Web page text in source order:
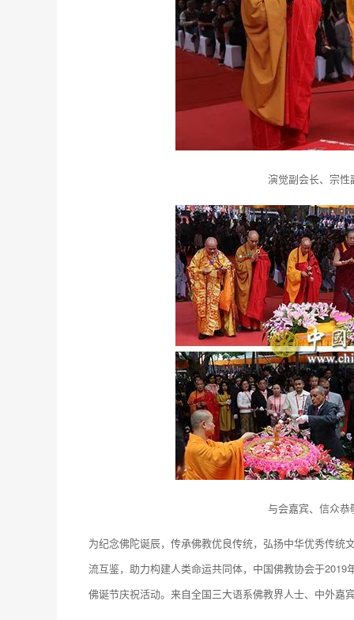
演觉副会长、宗
与会嘉宾、信众
为纪念佛陀诞辰，传承佛教优良传统，弘扬中华优秀传统
流互鉴，助力构建人类命运共同体，中国佛教协会于
佛诞节庆祝活动。来自全国三大语系佛教界人士、中外嘉